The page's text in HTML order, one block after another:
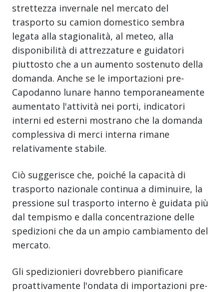
strettezza invernale nel mercato del
trasporto su camion domestico sembra
legata alla stagionalità, al meteo, alla
disponibilità di attrezzature e guidatori
piuttosto che a un aumento sostenuto della
domanda. Anche se le importazioni pre-
Capodanno lunare hanno temporaneamente
aumentato l'attività nei porti, indicatori
interni ed esterni mostrano che la domanda
complessiva di merci interna rimane
relativamente stabile.
Ciò suggerisce che, poiché la capacità di
trasporto nazionale continua a diminuire, la
pressione sul trasporto interno è guidata più
dal tempismo e dalla concentrazione delle
spedizioni che da un ampio cambiamento del
mercato.
Gli spedizionieri dovrebbero pianificare
proattivamente l'ondata di importazioni pre-